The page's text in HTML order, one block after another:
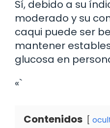
Sí, debido a su
moderado y su
caqui puede ser
mantener
glucosa en
«`
Contenidos